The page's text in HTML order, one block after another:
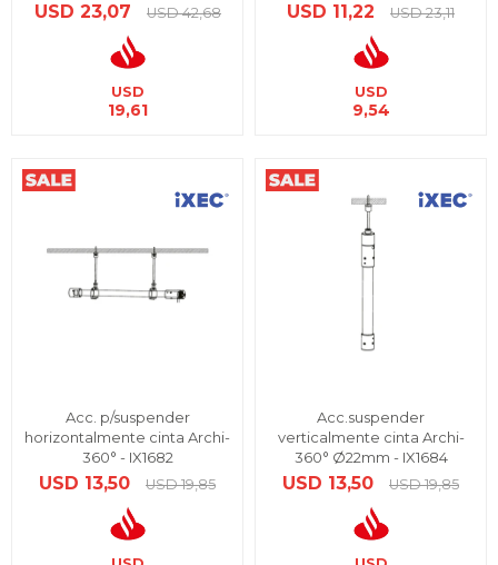
USD 23,07 USD 42,68
USD
19,61
USD 11,22 USD 23,11
USD
9,54
Acc. p/suspender
horizontalmente cinta Archi-
360° - IX1682
USD 13,50 USD 19,85
Acc.suspender
verticalmente cinta Archi-
360° Ø22mm - IX1684
USD 13,50 USD 19,85